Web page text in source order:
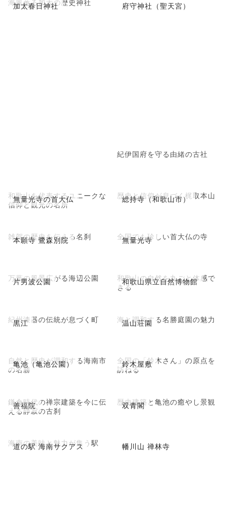
加太春日神社
海風薫る加太の歴史神社 府守神社（聖天宮）
紀伊国府を守る由緒の古社
無量光寺の首大仏
和歌山を代表するユニークな
信仰と観光の名所
総持寺（和歌山市）
歴史と信仰が息づく梶取本山
本願寺 鷺森別院
雑賀の歴史を伝える名刹 無量光寺
全国でも珍しい首大仏の寺
片男波公園
万葉の風景広がる海辺公園 和歌山県立自然博物館
和歌山の自然を丸ごと体感で
きる
黒江
紀州漆器の伝統が息づく町 温山荘園
海と調和する名勝庭園の魅力
亀池（亀池公園）
自然と歴史が調和する海南市
の名勝
鈴木屋敷
全国の「鈴木さん」の原点を
訪ねる
善福院
鎌倉時代の禅宗建築を今に伝
える静寂の古刹
双青閣
歴史建築と亀池の癒やし景観
道の駅 海南サクアス
海南の美味と魅力が集う駅 幡川山 禅林寺